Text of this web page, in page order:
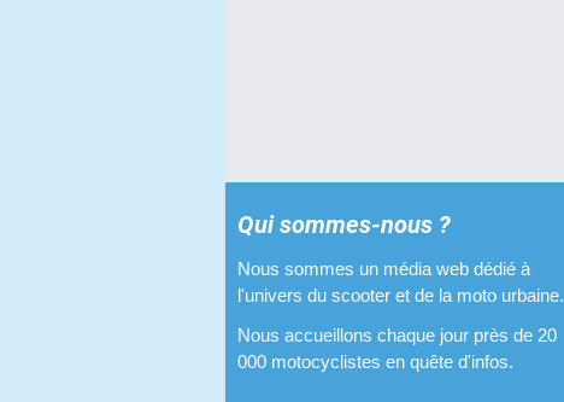
Qui sommes-nous ?
Nous sommes un média web dédié à
l'univers du scooter et de la moto urbaine.
Nous accueillons chaque jour près de 20
000 motocyclistes en quête d'infos.